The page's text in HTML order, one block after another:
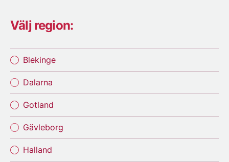
Välj region:
Blekinge
Dalarna
Gotland
Gävleborg
Halland